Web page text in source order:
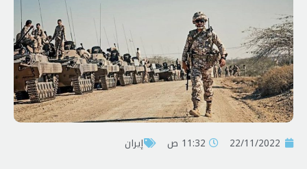
22/11/2022 11:32 ص إيران